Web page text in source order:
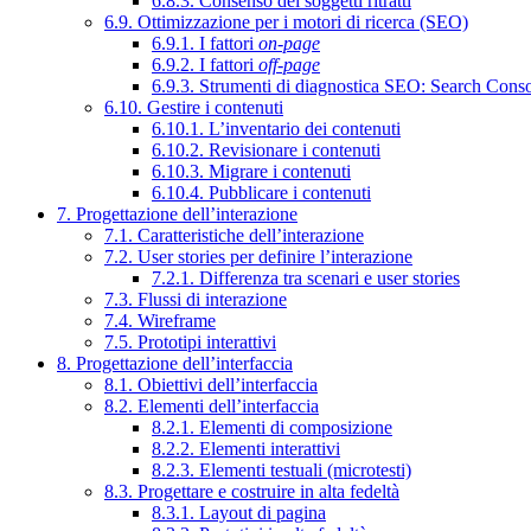
6.9. Ottimizzazione per i motori di ricerca (SEO)
6.9.1. I fattori on-page
6.9.2. I fattori off-page
6.9.3. Strumenti di diagnostica SEO: Search
6.10. Gestire i contenuti
6.10.1. L’inventario dei contenuti
6.10.2. Revisionare i contenuti
6.10.3. Migrare i contenuti
6.10.4. Pubblicare i contenuti
7. Progettazione dell’interazione
7.1. Caratteristiche dell’interazione
7.2. User stories per definire l’interazione
7.2.1. Differenza tra scenari e user stories
7.3. Flussi di interazione
7.4. Wireframe
7.5. Prototipi interattivi
8. Progettazione dell’interfaccia
8.1. Obiettivi dell’interfaccia
8.2. Elementi dell’interfaccia
8.2.1. Elementi di composizione
8.2.2. Elementi interattivi
8.2.3. Elementi testuali (microtesti)
8.3. Progettare e costruire in alta fedeltà
8.3.1. Layout di pagina